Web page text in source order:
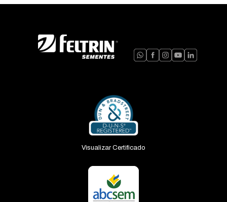
Repolho
Visualizar Certificado